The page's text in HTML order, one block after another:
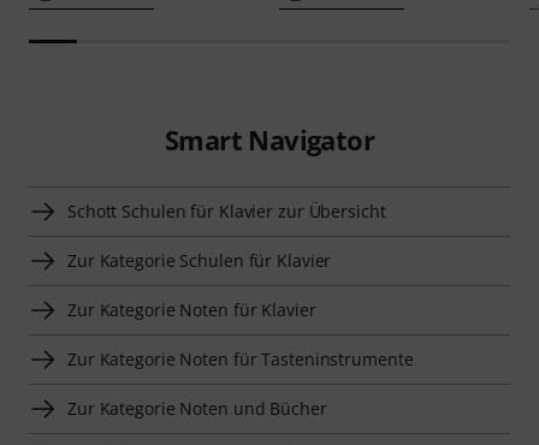
Smart Navigator
Schott Schulen für Klavier zur Übersicht
Zur Kategorie Schulen für Klavier
Zur Kategorie Noten für Klavier
Zur Kategorie Noten für Tasteninstrumente
Zur Kategorie Noten und Bücher